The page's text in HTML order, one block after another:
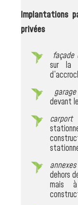
Implantations
privées
sur la
garage
devant
carport:
dehors
mais à